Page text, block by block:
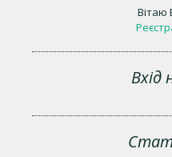
Вітаю
Вхід